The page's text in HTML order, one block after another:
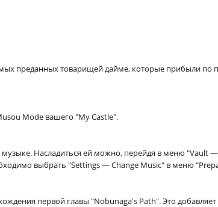
преданных товарищей дайме, которые прибыли по
Mode вашего "My Castle".
Насладиться ей можно, перейдя в меню "Vault
выбрать "Settings — Change Music" в меню
первой главы "Nobunaga's Path". Это